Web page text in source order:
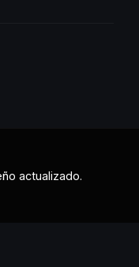
actualizado.